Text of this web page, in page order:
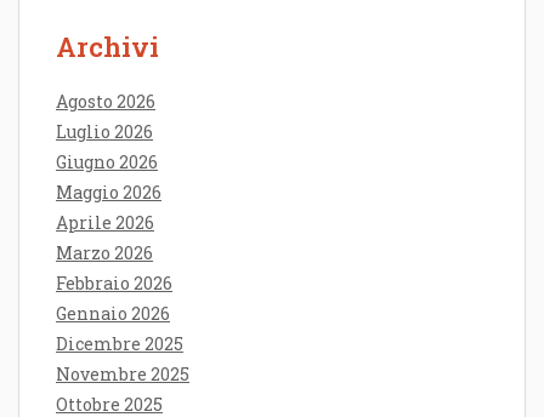
Archivi
Agosto 2026
Luglio 2026
Giugno 2026
Maggio 2026
Aprile 2026
Marzo 2026
Febbraio 2026
Gennaio 2026
Dicembre 2025
Novembre 2025
Ottobre 2025